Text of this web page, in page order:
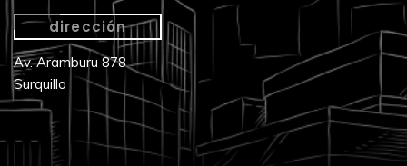
dirección
Av. Aramburu 878
Surquillo